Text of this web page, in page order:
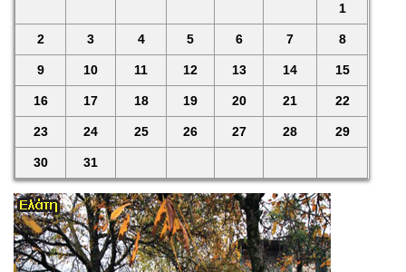
1
2 3 4 5 6 7 8
9 10 11 12 13 14 15
16 17 18 19 20 21 22
23 24 25 26 27 28 29
30 31